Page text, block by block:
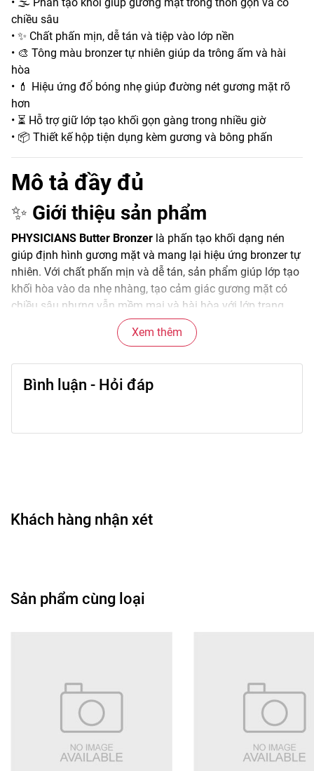
• 🌫️ Phấn tạo khối giúp gương mặt trông thon gọn và có
chiều sâu
• ✨ Chất phấn mịn, dễ tán và tiệp vào lớp nền
• 🎨 Tông màu bronzer tự nhiên giúp da trông ấm và hài
hòa
• 💄 Hiệu ứng đổ bóng nhẹ giúp đường nét gương mặt rõ
hơn
• ⏳ Hỗ trợ giữ lớp tạo khối gọn gàng trong nhiều giờ
• 📦 Thiết kế hộp tiện dụng kèm gương và bông phấn
Mô tả đầy đủ
✨ Giới thiệu sản phẩm
PHYSICIANS Butter Bronzer là phấn tạo khối dạng nén
giúp định hình gương mặt và mang lại hiệu ứng bronzer tự
nhiên. Với chất phấn mịn và dễ tán, sản phẩm giúp lớp tạo
khối hòa vào da nhẹ nhàng, tạo cảm giác gương mặt có
chiều sâu nhưng vẫn mềm mại và hài hòa với lớp trang
Sản phẩm thường được sử dụng để tạo hiệu ứng da ấm,
khỏe và giúp gương mặt trông thon gọn hơn khi makeup.
• Chất phấn mịn giúp tán đều trên da.
• Giúp gương mặt trông thon gọn hơn khi trang điểm.
• Tạo hiệu ứng da ấm và khỏe hơn.
Hướng dẫn sử dụng
• Dùng cọ tạo khối lấy lượng phấn vừa đủ.
• Tán nhẹ ở vùng gò má, thái dương hoặc xương hàm.
• Có thể tán nhẹ ở hai bên sống mũi để tạo khối.
• Tán đều viền ngoài để lớp tạo khối trông tự nhiên hơn.
Xem thêm
Bình luận - Hỏi đáp
Khách hàng nhận xét
Sản phẩm cùng loại